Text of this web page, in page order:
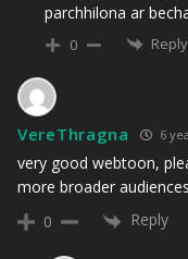
parchhilona ar
0 Reply
VereThragna 6
very good webtoon,
more broader
0
Reply